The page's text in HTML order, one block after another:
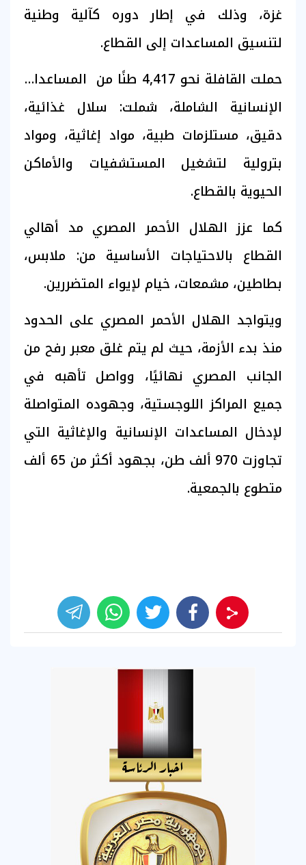
غزة، وذلك في إطار دوره كآلية وطنية
لتنسيق المساعدات إلى القطاع.
حملت القافلة نحو 4,417 طنًا من المساعدات
الإنسانية الشاملة، شملت: سلال غذائية،
دقيق، مستلزمات طبية، مواد إغاثية، ومواد
بترولية لتشغيل المستشفيات والأماكن
الحيوية بالقطاع.
كما عزز الهلال الأحمر المصري مد أهالي
القطاع بالاحتياجات الأساسية من: ملابس،
بطاطين، مشمعات، خيام لإيواء المتضررين.
ويتواجد الهلال الأحمر المصري على الحدود
منذ بدء الأزمة، حيث لم يتم غلق معبر رفح من
الجانب المصري نهائيًا، وواصل تأهبه في
جميع المراكز اللوجستية، وجهوده المتواصلة
لإدخال المساعدات الإنسانية والإغاثية التي
تجاوزت 970 ألف طن، بجهود أكثر من 65 ألف
متطوع بالجمعية.